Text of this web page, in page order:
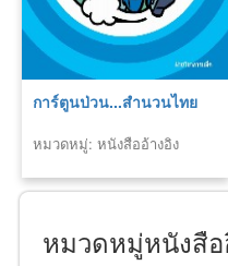
การ์ตูนป่วน...สำนวนไทย
หมวดหมู่: หนังสืออ้างอิง
หมวดหมู่หนังสื